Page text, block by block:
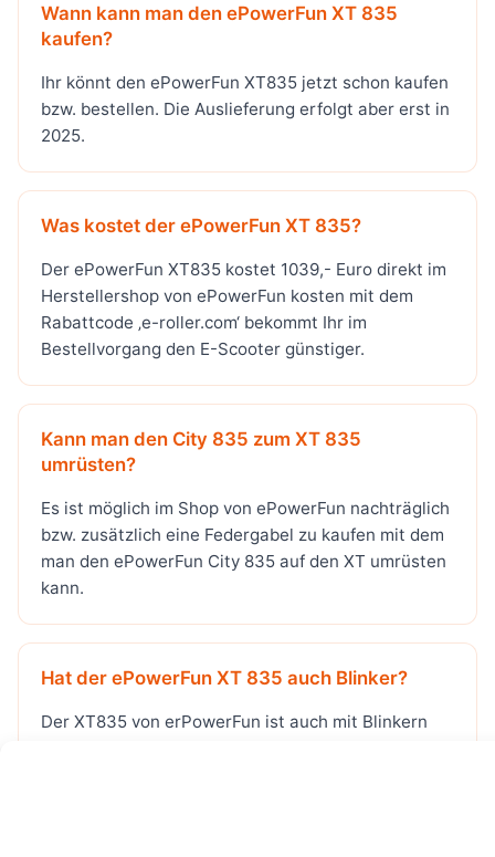
Wann kann man den ePowerFun XT 835
kaufen?
Ihr könnt den ePowerFun XT835 jetzt schon kaufen
bzw. bestellen. Die Auslieferung erfolgt aber erst in
2025.
Was kostet der ePowerFun XT 835?
Der ePowerFun XT835 kostet 1039,- Euro direkt im
Herstellershop von ePowerFun kosten mit dem
Rabattcode ‚e-roller.com‘ bekommt Ihr im
Bestellvorgang den E-Scooter günstiger.
Kann man den City 835 zum XT 835
umrüsten?
Es ist möglich im Shop von ePowerFun nachträglich
bzw. zusätzlich eine Federgabel zu kaufen mit dem
man den ePowerFun City 835 auf den XT umrüsten
kann.
Hat der ePowerFun XT 835 auch Blinker?
Der XT835 von erPowerFun ist auch mit Blinkern